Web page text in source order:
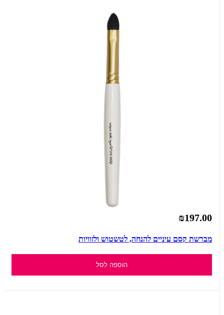
₪197.00
מברשת קסם עיניים להנחה, לטשטוש ולזוויות
הוספה לסל